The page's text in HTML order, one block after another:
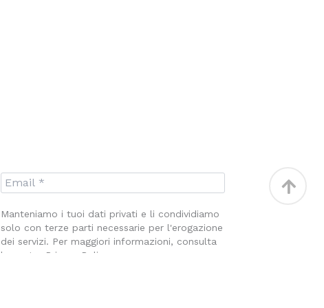
Manteniamo i tuoi dati privati e li condividiamo
solo con terze parti necessarie per l'erogazione
dei servizi. Per maggiori informazioni, consulta
la nostra Privacy Policy.
Torna